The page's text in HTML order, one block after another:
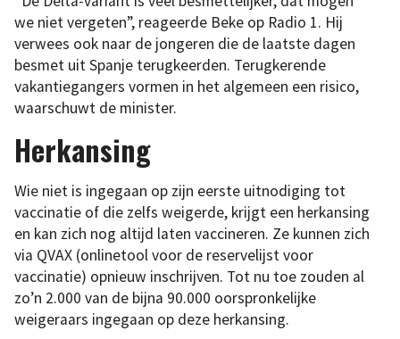
we niet vergeten”, reageerde Beke op Radio 1. Hij
verwees ook naar de jongeren die de laatste dagen
besmet uit Spanje terugkeerden. Terugkerende
vakantiegangers vormen in het algemeen een risico,
waarschuwt de minister.
Herkansing
Wie niet is ingegaan op zijn eerste uitnodiging tot
vaccinatie of die zelfs weigerde, krijgt een herkansing
en kan zich nog altijd laten vaccineren. Ze kunnen zich
via QVAX (onlinetool voor de reservelijst voor
vaccinatie) opnieuw inschrijven. Tot nu toe zouden al
zo’n 2.000 van de bijna 90.000 oorspronkelijke
weigeraars ingegaan op deze herkansing.